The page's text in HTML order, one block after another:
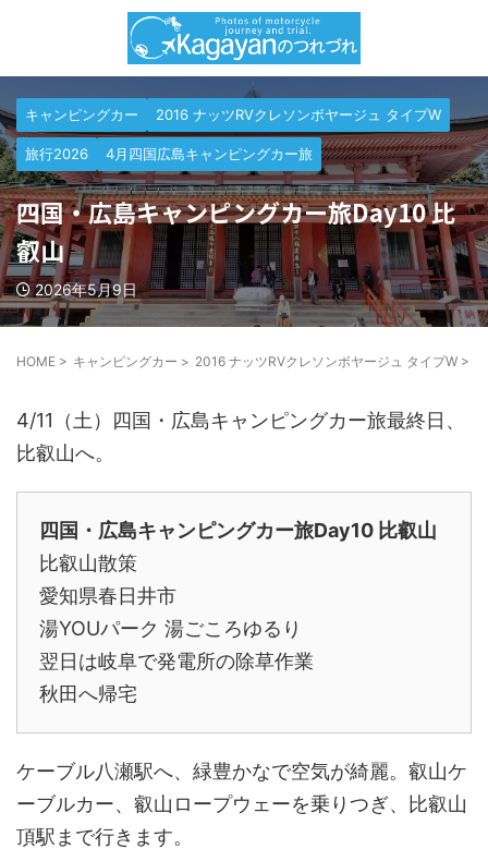
キャンピングカー 2016 ナッツRVクレソンボヤージュ タイプW
旅行2026 4月四国広島キャンピングカー旅
四国・広島キャンピングカー旅Day10 比
叡山
2026年5月9日
HOME > キャンピングカー > 2016 ナッツRVクレソンボヤージュ タイプW >
4/11（土）四国・広島キャンピングカー旅最終日、
比叡山へ。
四国・広島キャンピングカー旅Day10 比叡山
比叡山散策
愛知県春日井市
湯YOUパーク 湯ごころゆるり
翌日は岐阜で発電所の除草作業
秋田へ帰宅
ケーブル八瀬駅へ、緑豊かなで空気が綺麗。叡山ケ
ーブルカー、叡山ロープウェーを乗りつぎ、比叡山
頂駅まで行きます。